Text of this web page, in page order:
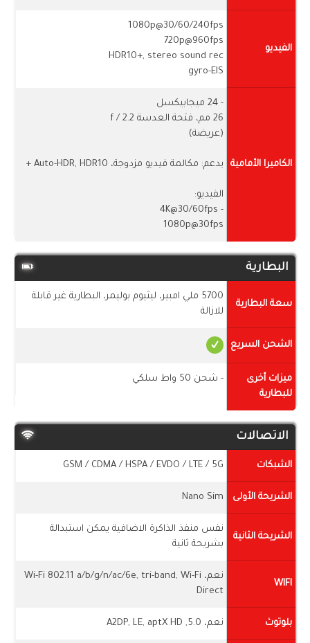
الفيديو
1080p@30/60/240fps
720p@960fps
HDR10+, stereo sound rec
gyro-EIS
الكاميرا الأمامية
- 24 ميجابيكسل
26 مم، فتحة العدسة f / 2.2
(عريضة)
يدعم: مكالمة فيديو مزدوجة، Auto-HDR, HDR10 +
الفيديو:
- 4K@30/60fps
1080p@30fps
البطارية
سعة البطارية
5700 ملي امبير، ليثيوم بوليمر، البطارية غير قابلة
للازالة
الشحن السريع
ميزات أخرى
للبطارية
- شحن 50 واط سلكي
الاتصالات
الشبكات GSM / CDMA / HSPA / EVDO / LTE / 5G
الشريحة الأولى Nano Sim
الشريحة الثانية
نفس منفذ الذاكرة الاضافية يمكن استبدالة
بشريحة ثانية
WIFI
نعم، Wi-Fi 802.11 a/b/g/n/ac/6e, tri-band, Wi-Fi
Direct
بلوتوث نعم، 5.0, A2DP, LE, aptX HD